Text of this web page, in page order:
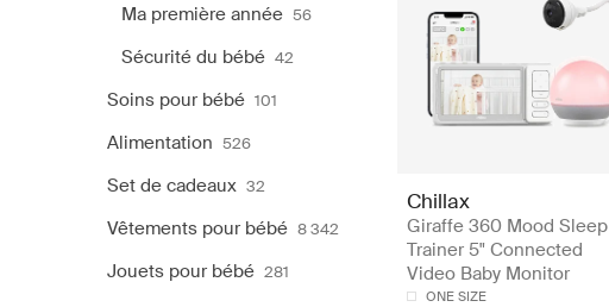
Ma première année 56
Sécurité du bébé 42
Soins pour bébé 101
Alimentation 526
Set de cadeaux 32
Vêtements pour bébé 8 342
Jouets pour bébé 281
Chillax
Giraffe 360 Mood Sleep
Trainer 5" Connected
Video Baby Monitor
ONE SIZE